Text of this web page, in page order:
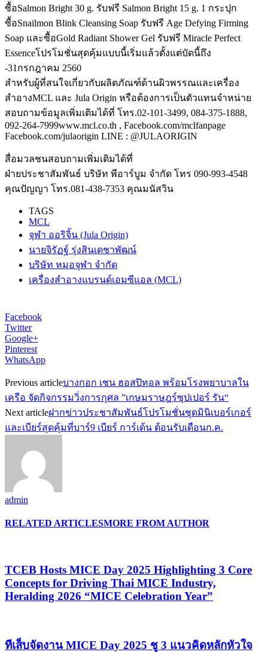
ซื้อSalmon Bright 30 g. รับฟรี Salmon Bright 15 g. 1 กระปุก
ซื้อSnailmon Blink Cleansing Soap รับฟรี Age Defying Firming
Soap และซื้อGold Radiant Shower Gel รับฟรี Miracle Perfect
Essenceโปรโมชั่นสุดคุ้มแบบนี้เริ่มแล้วตั้งแต่บัดนี้ถึง
-31กรกฎาคม 2560
สำหรับผู้ที่สนใจเกี่ยวกับผลิตภัณฑ์ด้านผิวพรรณและเครื่อง
สำอางMCL และ Jula Origin หรือต้องการเป็นตัวแทนจำหน่าย
สอบถามข้อมูลเพิ่มเติมได้ที่ โทร.02-101-3499, 084-375-1888,
092-264-7999www.mcl.co.th , Facebook.com/mclfanpage
Facebook.com/julaorigin LINE : @JULAORIGIN
สื่อมวลชนสอบถามเพิ่มเติมได้ที่
ฝ่ายประชาสัมพันธ์ บริษัท พีอาร์บูม จำกัด โทร 090-993-4548
คุณปัญญา โทร.081-438-7353 คุณมนัสวิน
TAGS
MCL
จุฬา ออริจิ้น (Jula Origin)
นายจิรัฏฐ์ รุ่งสินเดชาพัฒน์
บริษัท หมอจุฬา จำกัด
เครื่องสำอางแบรนด์เอมซีแอล (MCL)
Facebook
Twitter
Google+
Pinterest
WhatsApp
Previous articleบางกอก เชน ฮอสปิทอล พร้อมโรงพยาบาลใน
เครือ จัดกิจกรรมวิ่งการกุศล ”เกษมราษฎร์ซุปเปอร์ รัน“
Next articleฝากข่าวประชาสัมพันธ์โปรโมชั่นชุดมินิเบอร์เกอร์
และเบียร์สุดคุ้มที่บาร์9 เบียร์ การ์เด้น ต้อนรับเดือนก.ค.
admin
RELATED ARTICLESMORE FROM AUTHOR
TCEB Hosts MICE Day 2025 Highlighting 3 Core
Concepts for Driving Thai MICE Industry,
Heralding 2026 “MICE Celebration Year”
ทีเส็บจัดงาน MICE Day 2025 ชู 3 แนวคิดหลักหัวใจ